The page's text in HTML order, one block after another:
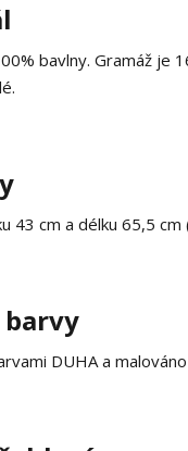
bavlny. Gramáž je
43 cm a délku 65,5
DUHA a